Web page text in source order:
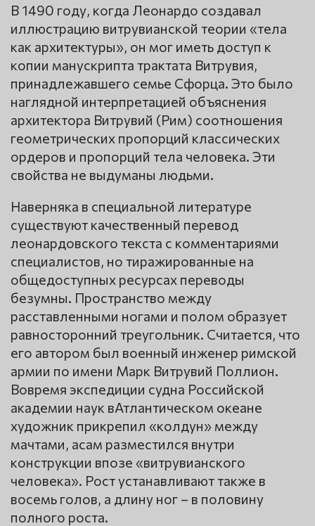
В 1490 году, когда Леонардо создавал
иллюстрацию витрувианской теории «тела
как архитектуры», он мог иметь доступ к
копии манускрипта трактата Витрувия,
принадлежавшего семье Сфорца. Это было
наглядной интерпретацией объяснения
архитектора Витрувий (Рим) соотношения
геометрических пропорций классических
ордеров и пропорций тела человека. Эти
свойства не выдуманы людьми.
Наверняка в специальной литературе
существуют качественный перевод
леонардовского текста с комментариями
специалистов, но тиражированные на
общедоступных ресурсах переводы
безумны. Пространство между
расставленными ногами и полом образует
равносторонний треугольник. Считается, что
его автором был военный инженер римской
армии по имени Марк Витрувий Поллион.
Вовремя экспедиции судна Российской
академии наук вАтлантическом океане
художник прикрепил «колдун» между
мачтами, асам разместился внутри
конструкции впозе «витрувианского
человека». Рост устанавливают также в
восемь голов, а длину ног – в половину
полного роста.